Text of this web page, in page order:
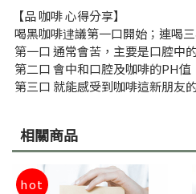
【品 咖啡 心得分享】
喝黑咖啡䢖議第一口開始；連喝
第一口 通常會苦，主要是口腔中
第二口 會中和口腔及咖啡的PH值
第三口 就能感受到咖啡這新朋友
相關商品
hot